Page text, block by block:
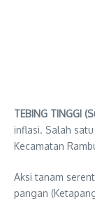
TEBING TINGGI
inflasi. Salah
Kecamatan
Aksi tanam
pangan